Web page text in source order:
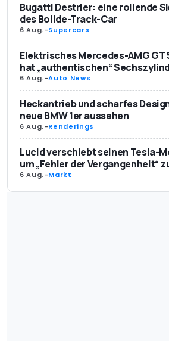
Bugatti Destrier: eine rollende
des Bolide-Track-Car
6 Aug.-Supercars
Elektrisches Mercedes-AMG GT
hat „authentischen“
6 Aug.-Auto News
Heckantrieb und scharfes
neue BMW 1er aussehen
6 Aug.-Renderings
Lucid verschiebt seinen Tesla-
um „Fehler der Vergangenheit“
6 Aug.-Markt